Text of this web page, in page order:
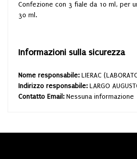
Confezione con 3 fiale da 10 ml, per
30 ml.
Informazioni sulla sicurezza
Nome responsabile: LIERAC
Indirizzo responsabile: LARGO
Contatto Email: Nessuna informazione